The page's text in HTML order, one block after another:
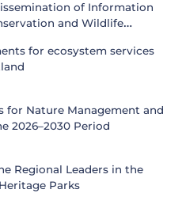
of Information
and Wildlife
for ecosystem services
for Nature Management and
2026–2030 Period
Regional Leaders in the
Parks